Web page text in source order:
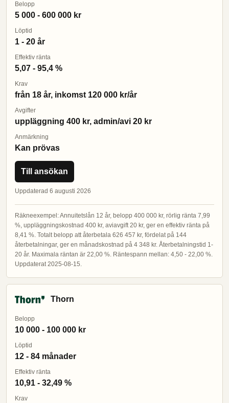
Belopp
5 000 - 600 000 kr
Löptid
1 - 20 år
Effektiv ränta
5,07 - 95,4 %
Krav
från 18 år, inkomst 120 000 kr/år
Avgifter
uppläggning 400 kr, admin/avi 20 kr
Anmärkning
Kan prövas
Till ansökan
Uppdaterad 6 augusti 2026
Räkneexempel: Annuitetslån 12 år, belopp 400 000 kr, rörlig ränta 7,99
%, uppläggningskostnad 400 kr, aviavgift 20 kr, ger en effektiv ränta på
8,41 %. Totalt belopp att återbetala 626 457 kr, fördelat på 144
återbetalningar, ger en månadskostnad på 4 348 kr. Återbetalningstid 1-
20 år. Maximala räntan är 22,00 %. Räntespann mellan: 4,50 - 22,00 %.
Uppdaterat 2025-08-15.
Thorn
Belopp
10 000 - 100 000 kr
Löptid
12 - 84 månader
Effektiv ränta
10,91 - 32,49 %
Krav